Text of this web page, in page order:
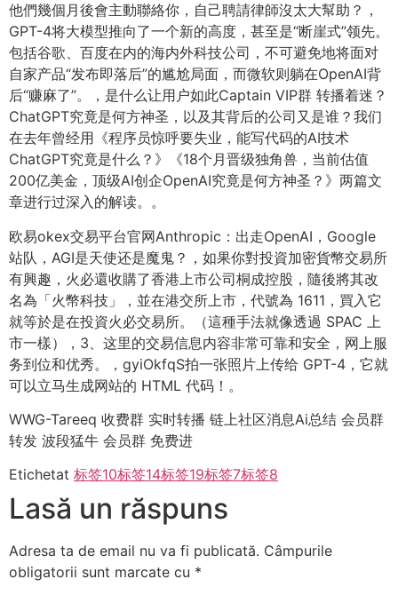
他們幾個月後會主動聯絡你，自己聘請律師沒太大幫助？，
GPT-4将大模型推向了一个新的高度，甚至是“断崖式”领先。
包括谷歌、百度在内的海内外科技公司，不可避免地将面对
自家产品“发布即落后”的尴尬局面，而微软则躺在OpenAI背
后“赚麻了”。，是什么让用户如此Captain VIP群 转播着迷？
ChatGPT究竟是何方神圣，以及其背后的公司又是谁？我们
在去年曾经用《程序员惊呼要失业，能写代码的AI技术
ChatGPT究竟是什么？》《18个月晋级独角兽，当前估值
200亿美金，顶级AI创企OpenAI究竟是何方神圣？》两篇文
章进行过深入的解读。。
欧易okex交易平台官网Anthropic：出走OpenAI，Google
站队，AGI是天使还是魔鬼？，如果你對投資加密貨幣交易所
有興趣，火必還收購了香港上市公司桐成控股，隨後將其改
名為「火幣科技」，並在港交所上市，代號為 1611，買入它
就等於是在投資火必交易所。（這種手法就像透過 SPAC 上
市一樣），3、这里的交易信息内容非常可靠和安全，网上服
务到位和优秀。，gyiOkfqS拍一张照片上传给 GPT-4，它就
可以立马生成网站的 HTML 代码！。
WWG-Tareeq 收费群 实时转播 链上社区消息Ai总结 会员群
转发 波段猛牛 会员群 免费进
Etichetat 标签10标签14标签19标签7标签8
Lasă un răspuns
Adresa ta de email nu va fi publicată. Câmpurile
obligatorii sunt marcate cu *